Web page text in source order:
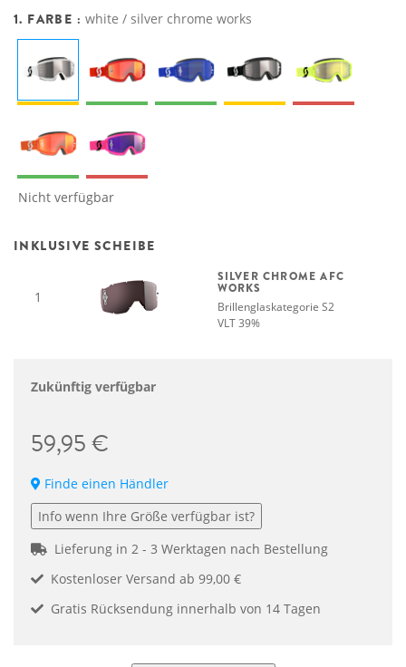
1. FARBE :white / silver chrome works
Nicht verfügbar
INKLUSIVE SCHEIBE
1
SILVER CHROME AFC
WORKS
Brillenglaskategorie S2
VLT 39%
Zukünftig verfügbar
59,95 €
Finde einen Händler
Info wenn Ihre Größe verfügbar ist?
Lieferung in 2 - 3 Werktagen nach Bestellung
Kostenloser Versand ab 99,00 €
Gratis Rücksendung innerhalb von 14 Tagen